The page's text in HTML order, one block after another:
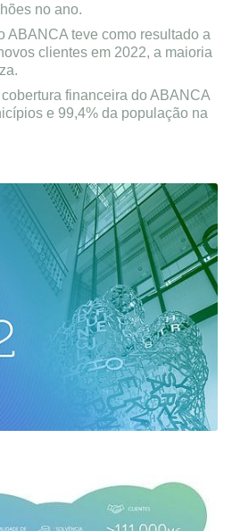
no ano.
ABANCA teve como resultado a
clientes em 2022, a maioria
financeira do ABANCA
e 99,4% da população na